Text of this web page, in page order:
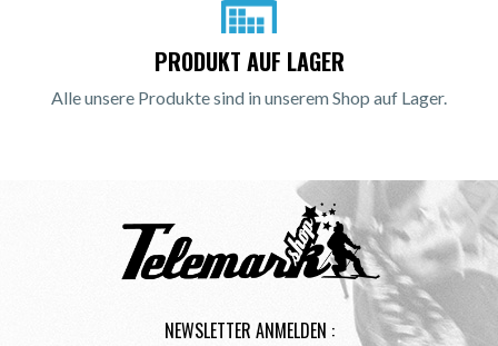
PRODUKT AUF LAGER
Alle unsere Produkte sind in unserem Shop auf Lager.
NEWSLETTER ANMELDEN :